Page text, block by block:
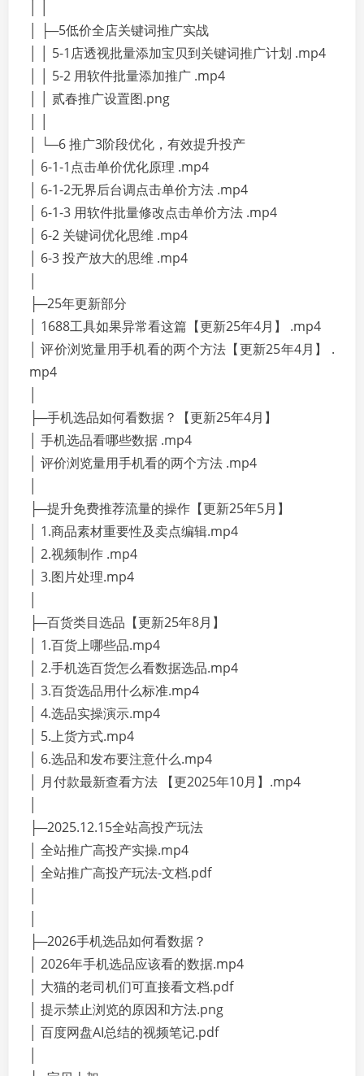
│ ├─5低价全店关键词推广实战
│ │ 5-1店透视批量添加宝贝到关键词推广计划 .mp4
│ │ 5-2 用软件批量添加推广 .mp4
│ │ 贰春推广设置图.png
│ └─6 推广3阶段优化，有效提升投产
│ 6-1-1点击单价优化原理 .mp4
│ 6-1-2无界后台调点击单价方法 .mp4
│ 6-1-3 用软件批量修改点击单价方法 .mp4
│ 6-2 关键词优化思维 .mp4
│ 6-3 投产放大的思维 .mp4
├─25年更新部分
│ 1688工具如果异常看这篇【更新25年4月】 .mp4
│ 评价浏览量用手机看的两个方法【更新25年4月】 .
mp4
├─手机选品如何看数据？【更新25年4月】
│ 手机选品看哪些数据 .mp4
│ 评价浏览量用手机看的两个方法 .mp4
├─提升免费推荐流量的操作【更新25年5月】
│ 1.商品素材重要性及卖点编辑.mp4
│ 2.视频制作 .mp4
│ 3.图片处理.mp4
├─百货类目选品【更新25年8月】
│ 1.百货上哪些品.mp4
│ 2.手机选百货怎么看数据选品.mp4
│ 3.百货选品用什么标准.mp4
│ 4.选品实操演示.mp4
│ 5.上货方式.mp4
│ 6.选品和发布要注意什么.mp4
│ 月付款最新查看方法 【更2025年10月】.mp4
├─2025.12.15全站高投产玩法
│ 全站推广高投产实操.mp4
│ 全站推广高投产玩法-文档.pdf
├─2026手机选品如何看数据？
│ 2026年手机选品应该看的数据.mp4
│ 大猫的老司机们可直接看文档.pdf
│ 提示禁止浏览的原因和方法.png
│ 百度网盘AI总结的视频笔记.pdf